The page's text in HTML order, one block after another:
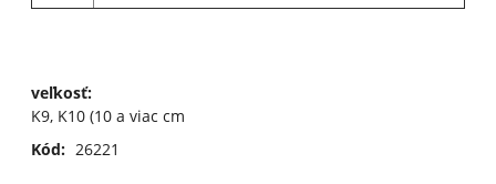
veľkosť:
K9, K10 (10 a viac cm
Kód: 26221